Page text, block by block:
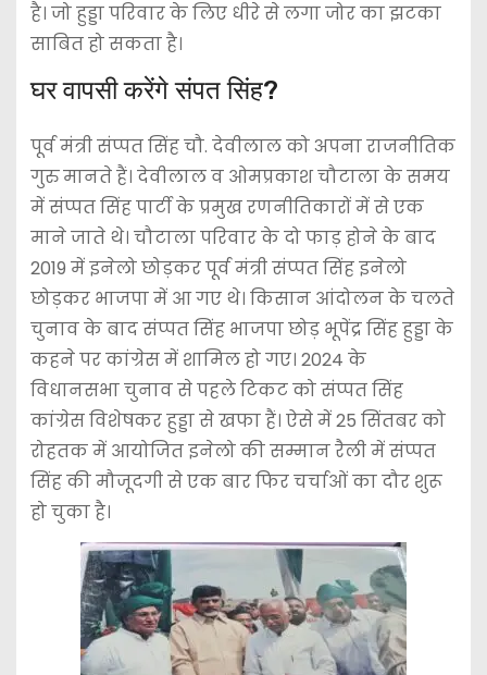
है। जो हुड्डा परिवार के लिए धीरे से लगा जोर का झटका
साबित हो सकता है।
घर वापसी करेंगे संपत सिंह?
पूर्व मंत्री संप्पत सिंह चौ. देवीलाल को अपना राजनीतिक
गुरु मानते हैं। देवीलाल व ओमप्रकाश चौटाला के समय
में संप्पत सिंह पार्टी के प्रमुख रणनीतिकारों में से एक
माने जाते थे। चौटाला परिवार के दो फाड़ होने के बाद
2019 में इनेलो छोड़कर पूर्व मंत्री संप्पत सिंह इनेलो
छोड़कर भाजपा में आ गए थे। किसान आंदोलन के चलते
चुनाव के बाद संप्पत सिंह भाजपा छोड़ भूपेंद्र सिंह हुड्डा के
कहने पर कांग्रेस में शामिल हो गए। 2024 के
विधानसभा चुनाव से पहले टिकट को संप्पत सिंह
कांग्रेस विशेषकर हुड्डा से खफा हैं। ऐसे में 25 सिंतबर को
रोहतक में आयोजित इनेलो की सम्मान रैली में संप्पत
सिंह की मौजूदगी से एक बार फिर चर्चाओं का दौर शुरू
हो चुका है।